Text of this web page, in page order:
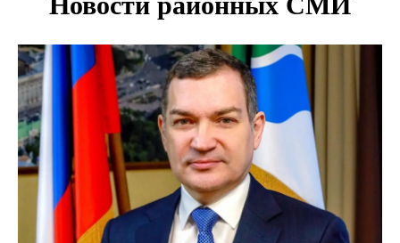
Двум бойцам СВО после минно-взрывной травмы
Персидский ковер «108 шахов» впервые вывезли из музея
Востока в Новосибирск
Актриса из Новосибирска Евгения Туркова сыграла мать
в сериале «Малой»